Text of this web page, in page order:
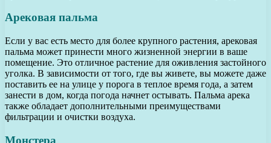
Арековая пальма
Если у вас есть место для более крупного растения, арековая
пальма может принести много жизненной энергии в ваше
помещение. Это отличное растение для оживления застойного
уголка. В зависимости от того, где вы живете, вы можете даже
поставить ее на улице у порога в теплое время года, а затем
занести в дом, когда погода начнет остывать. Пальма арека
также обладает дополнительными преимуществами
фильтрации и очистки воздуха.
Монстера